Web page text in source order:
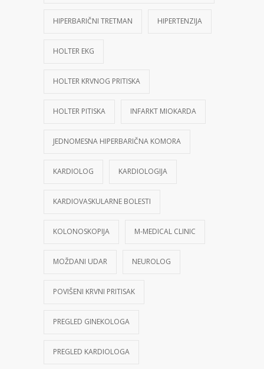
HIPERBARIČNI TRETMAN HIPERTENZIJA
HOLTER EKG
HOLTER KRVNOG PRITISKA
HOLTER PITISKA INFARKT MIOKARDA
JEDNOMESNA HIPERBARIČNA KOMORA
KARDIOLOG KARDIOLOGIJA
KARDIOVASKULARNE BOLESTI
KOLONOSKOPIJA M-MEDICAL CLINIC
MOŽDANI UDAR NEUROLOG
POVIŠENI KRVNI PRITISAK
PREGLED GINEKOLOGA
PREGLED KARDIOLOGA